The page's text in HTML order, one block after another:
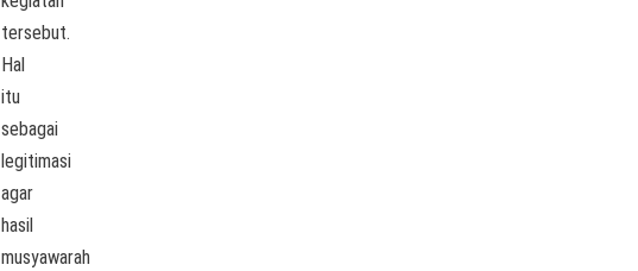
tersebut.
Hal
itu
sebagai
legitimasi
agar
hasil
musyawarah